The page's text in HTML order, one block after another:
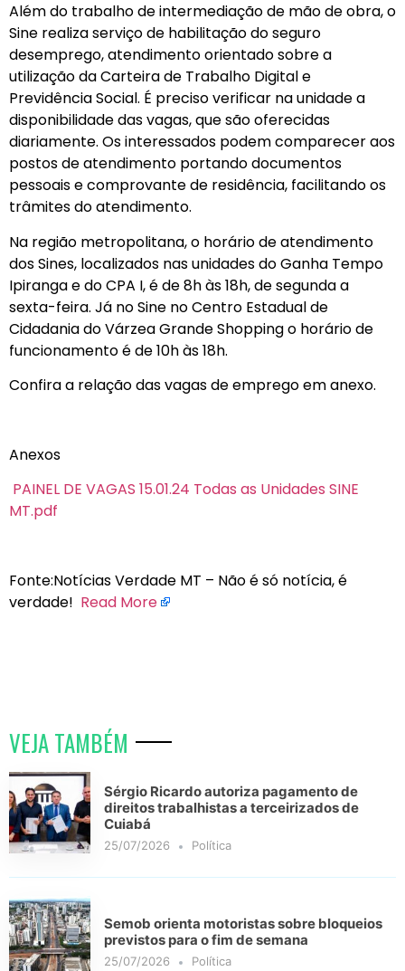
Além do trabalho de intermediação de mão de obra, o
Sine realiza serviço de habilitação do seguro
desemprego, atendimento orientado sobre a
utilização da Carteira de Trabalho Digital e
Previdência Social. É preciso verificar na unidade a
disponibilidade das vagas, que são oferecidas
diariamente. Os interessados podem comparecer aos
postos de atendimento portando documentos
pessoais e comprovante de residência, facilitando os
trâmites do atendimento.
Na região metropolitana, o horário de atendimento
dos Sines, localizados nas unidades do Ganha Tempo
Ipiranga e do CPA I, é de 8h às 18h, de segunda a
sexta-feira. Já no Sine no Centro Estadual de
Cidadania do Várzea Grande Shopping o horário de
funcionamento é de 10h às 18h.
Confira a relação das vagas de emprego em anexo.
Anexos
PAINEL DE VAGAS 15.01.24 Todas as Unidades SINE
MT.pdf
Fonte:Notícias Verdade MT – Não é só notícia, é
verdade! Read More
VEJA TAMBÉM
Sérgio Ricardo autoriza pagamento de
direitos trabalhistas a terceirizados de
Cuiabá
25/07/2026 Política
Semob orienta motoristas sobre bloqueios
previstos para o fim de semana
25/07/2026 Política